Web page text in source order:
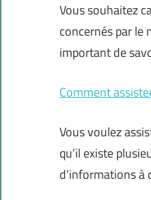
Vous souhaitez
concernés par le
important de
Comment
Vous voulez
qu’il existe
d’informations à